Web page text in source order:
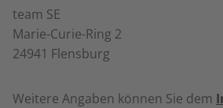
team SE
Marie-Curie-Ring 2
24941 Flensburg
Weitere Angaben können Sie dem